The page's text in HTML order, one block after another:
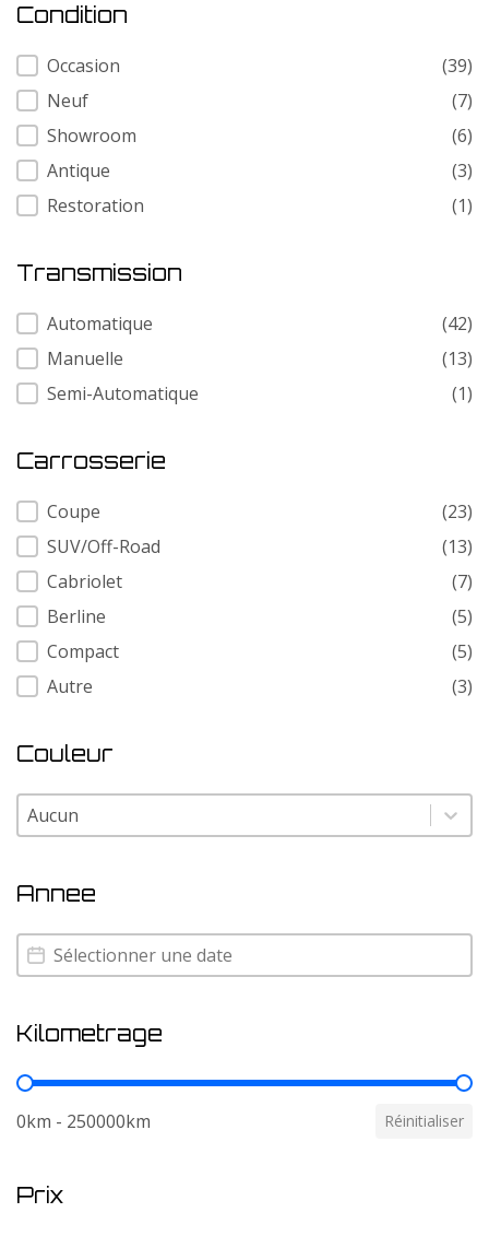
Condition
Condition
Occasion
(39)
Neuf
(7)
Showroom
(6)
Antique
(3)
Restoration
(1)
Transmission
Transmission
Automatique
(42)
Manuelle
(13)
Semi-Automatique
(1)
Carrosserie
Carrosserie
Coupe
(23)
SUV/Off-Road
(13)
Cabriolet
(7)
Berline
(5)
Compact
(5)
Autre
(3)
Couleur
Couleur
Couleur
Annee
Annee
Annee
Kilometrage
Kilometrage
0km - 250000km Réinitialiser
Prix